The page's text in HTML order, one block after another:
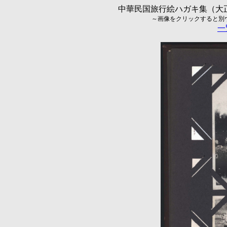
中華民国旅行絵ハガキ集（
～画像をクリックすると
一